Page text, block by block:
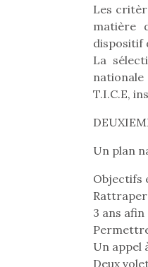
Les
matière
dispositif
La
T.I.C.E,
Un plan
Objectifs
Rattraper
3 ans afin
Un appel
Deux